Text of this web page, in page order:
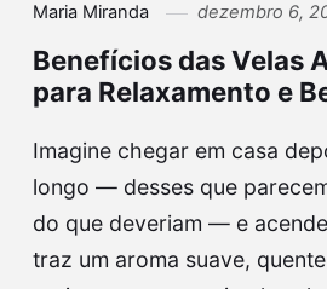
Maria Miranda dezembro 6,
Benefícios das Velas
para Relaxamento e
Imagine chegar em casa
longo — desses que
do que deveriam — e
traz um aroma suave,